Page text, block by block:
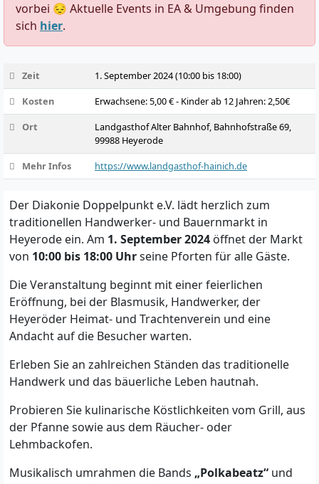
vorbei 😔 Aktuelle Events in EA & Umgebung finden
sich hier.
Zeit
1. September 2024 (10:00 bis 18:00)
Kosten
Erwachsene: 5,00 € - Kinder ab 12 Jahren: 2,50€
Ort
Landgasthof Alter Bahnhof, Bahnhofstraße 69,
99988 Heyerode
Mehr Infos
https://www.landgasthof-hainich.de
Der Diakonie Doppelpunkt e.V. lädt herzlich zum
traditionellen Handwerker- und Bauernmarkt in
Heyerode ein. Am 1. September 2024 öffnet der Markt
von 10:00 bis 18:00 Uhrseine Pforten für alle Gäste.
Die Veranstaltung beginnt mit einer feierlichen
Eröffnung, bei der Blasmusik, Handwerker, der
Heyeröder Heimat- und Trachtenverein und eine
Andacht auf die Besucher warten.
Erleben Sie an zahlreichen Ständen das traditionelle
Handwerk und das bäuerliche Leben hautnah.
Probieren Sie kulinarische Köstlichkeiten vom Grill, aus
der Pfanne sowie aus dem Räucher- oder
Lehmbackofen.
Musikalisch umrahmen die Bands „Polkabeatz“ und